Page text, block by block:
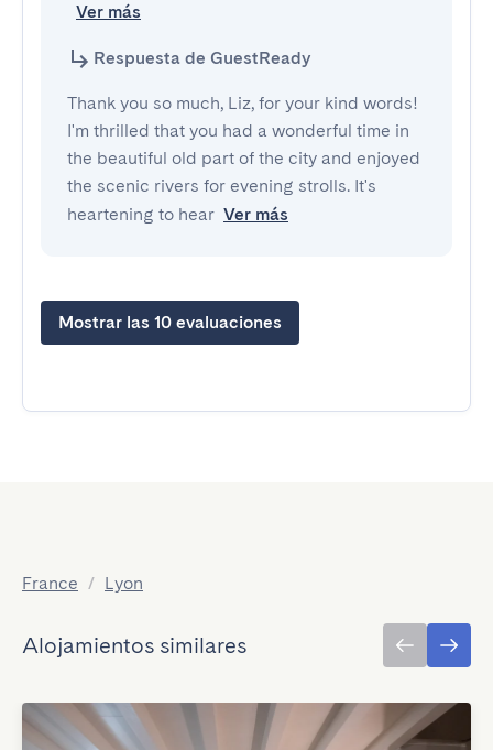
Ver más
Respuesta de GuestReady
Thank you so much, Liz, for your kind words!
I'm thrilled that you had a wonderful time in
the beautiful old part of the city and enjoyed
the scenic rivers for evening strolls. It's
heartening to hear Ver más
Mostrar las 10 evaluaciones
France / Lyon
Alojamientos similares